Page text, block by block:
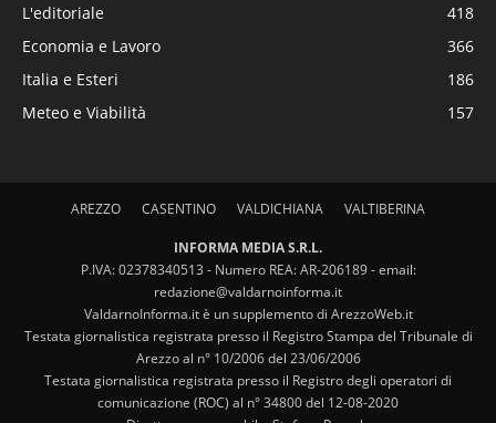
L'editoriale
418
Economia e Lavoro
366
Italia e Esteri
186
Meteo e Viabilità
157
AREZZO CASENTINO VALDICHIANA VALTIBERINA
INFORMA MEDIA S.R.L.
P.IVA: 02378340513 - Numero REA: AR-206189 - email:
redazione@valdarnoinforma.it
ValdarnoInforma.it è un supplemento di ArezzoWeb.it
Testata giornalistica registrata presso il Registro Stampa del Tribunale di
Arezzo al n° 10/2006 del 23/06/2006
Testata giornalistica registrata presso il Registro degli operatori di
comunicazione (ROC) al n° 34800 del 12-08-2020